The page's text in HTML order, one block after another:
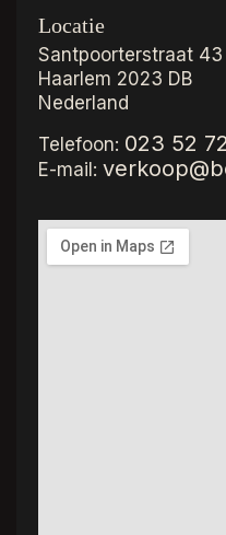
Locatie
Santpoorterstraat 43
Haarlem 2023 DB
Nederland
Telefoon: 023 52
E-mail: